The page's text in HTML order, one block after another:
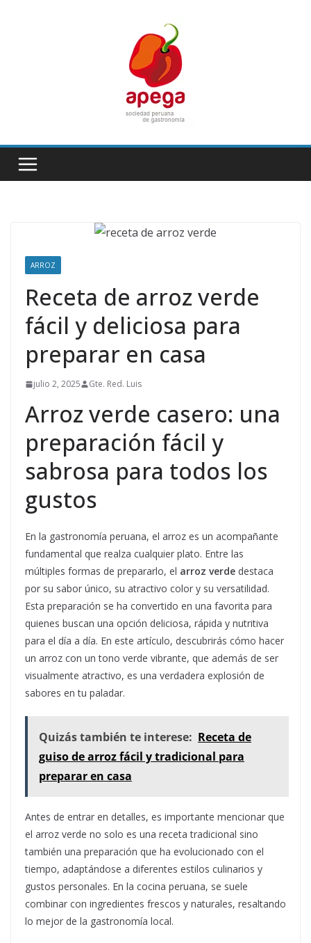
ARROZ
Receta de arroz verde
fácil y deliciosa para
preparar en casa
julio 2, 2025 Gte. Red. Luis
Arroz verde casero: una
preparación fácil y
sabrosa para todos los
gustos
En la gastronomía peruana, el arroz es un acompañante
fundamental que realza cualquier plato. Entre las
múltiples formas de prepararlo, el arroz verde destaca
por su sabor único, su atractivo color y su versatilidad.
Esta preparación se ha convertido en una favorita para
quienes buscan una opción deliciosa, rápida y nutritiva
para el día a día. En este artículo, descubrirás cómo hacer
un arroz con un tono verde vibrante, que además de ser
visualmente atractivo, es una verdadera explosión de
sabores en tu paladar.
Quizás también te interese: Receta de
guiso de arroz fácil y tradicional para
preparar en casa
Antes de entrar en detalles, es importante mencionar que
el arroz verde no solo es una receta tradicional sino
también una preparación que ha evolucionado con el
tiempo, adaptándose a diferentes estilos culinarios y
gustos personales. En la cocina peruana, se suele
combinar con ingredientes frescos y naturales, resaltando
lo mejor de la gastronomía local.